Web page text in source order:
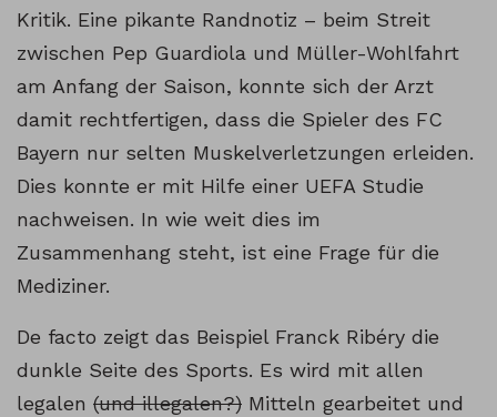
Kritik. Eine pikante Randnotiz – beim Streit
zwischen Pep Guardiola und Müller-Wohlfahrt
am Anfang der Saison, konnte sich der Arzt
damit rechtfertigen, dass die Spieler des FC
Bayern nur selten Muskelverletzungen erleiden.
Dies konnte er mit Hilfe einer UEFA Studie
nachweisen. In wie weit dies im
Zusammenhang steht, ist eine Frage für die
Mediziner.
De facto zeigt das Beispiel Franck Ribéry die
dunkle Seite des Sports. Es wird mit allen
legalen (und illegalen?) Mitteln gearbeitet und